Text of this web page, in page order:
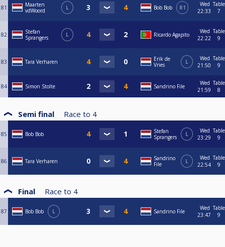
81
Maarten
vdWoord
L Bob Bob R1
Wed
22:33
Table
7
82
Stefan
Sprangers
L Ricardo Agapito
Wed
22:22
Table
9
83 Tara Verharen
Erik de
Vries
L
Wed
21:50
Table
9
84 Simon Stolte Sandrino File
Wed
21:59
Table
8
Semi final Race to 4
85 Bob Bob
Stefan
Sprangers
L
Wed
23:29
Table
9
86 Tara Verharen
Sandrino
File
L
Wed
22:54
Table
9
Final Race to 4
87 Bob Bob L Sandrino File
Wed
23:47
Table
9